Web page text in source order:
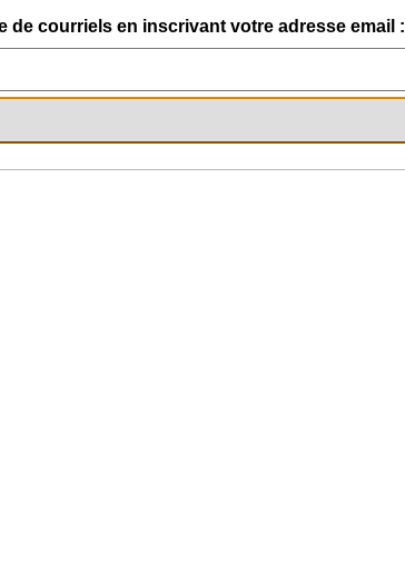
de courriels en inscrivant votre adresse email :